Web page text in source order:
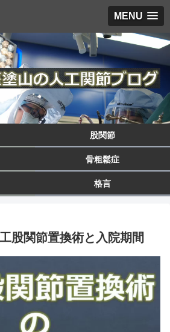
MENU
股関節
骨粗鬆症
格言
股関節置換術と入院期間